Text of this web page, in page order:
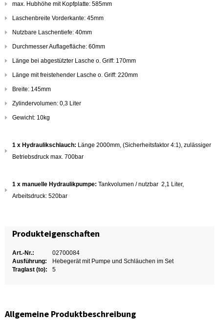
max. Hubhöhe mit Kopfplatte: 585mm
Laschenbreite Vorderkante: 45mm
Nutzbare Laschentiefe: 40mm
Durchmesser Auflagefläche: 60mm
Länge bei abgestützter Lasche o. Griff: 170mm
Länge mit freistehender Lasche o. Griff: 220mm
Breite: 145mm
Zylindervolumen: 0,3 Liter
Gewicht: 10kg
1 x Hydraulikschlauch: Länge 2000mm, (Sicherheitsfaktor 4:1), zulässiger
Betriebsdruck max. 700bar
1 x manuelle Hydraulikpumpe: Tankvolumen / nutzbar 2,1 Liter,
Arbeitsdruck: 520bar
Produkteigenschaften
Art.-Nr.:
02700084
Ausführung:
Hebegerät mit Pumpe und Schläuchen im Set
Traglast (to):
5
Allgemeine Produktbeschreibung